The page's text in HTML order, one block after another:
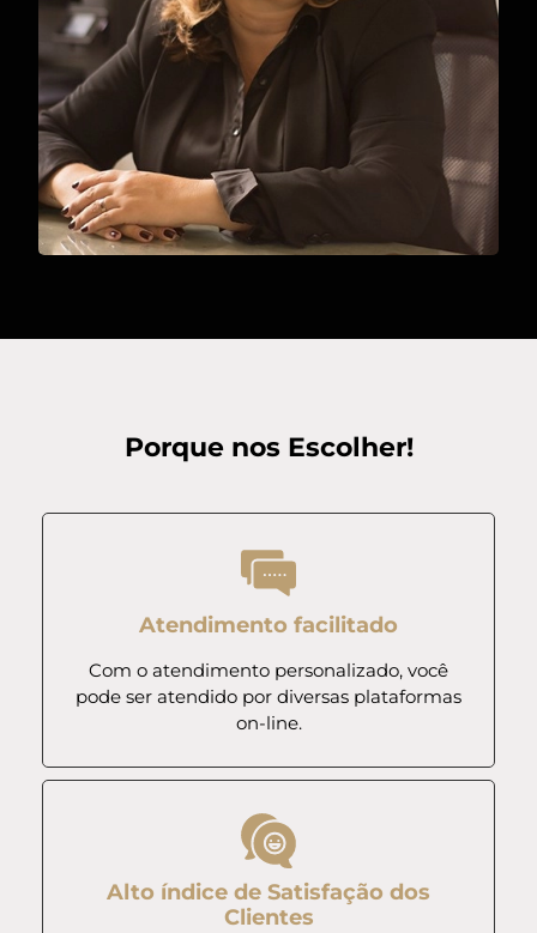
Porque nos Escolher!
Atendimento facilitado
Com o atendimento personalizado, você
pode ser atendido por diversas plataformas
on-line.
Alto índice de Satisfação dos
Clientes